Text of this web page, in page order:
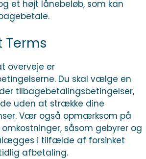
et højt lånebeløb, som kan
Terms
overveje er
Du skal vælge en
tilbagebetalingsbetingelser,
uden at strække dine
Vær også opmærksom på
såsom gebyrer og
i tilfælde af forsinket
afbetaling.